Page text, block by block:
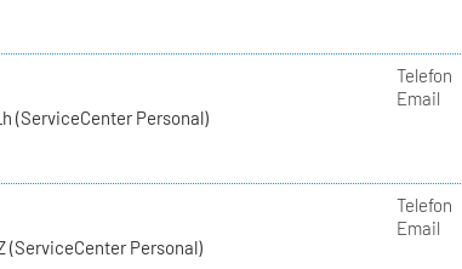
(ServiceCenter Personal)
Telefon
Email
(ServiceCenter Personal)
Telefon
Email